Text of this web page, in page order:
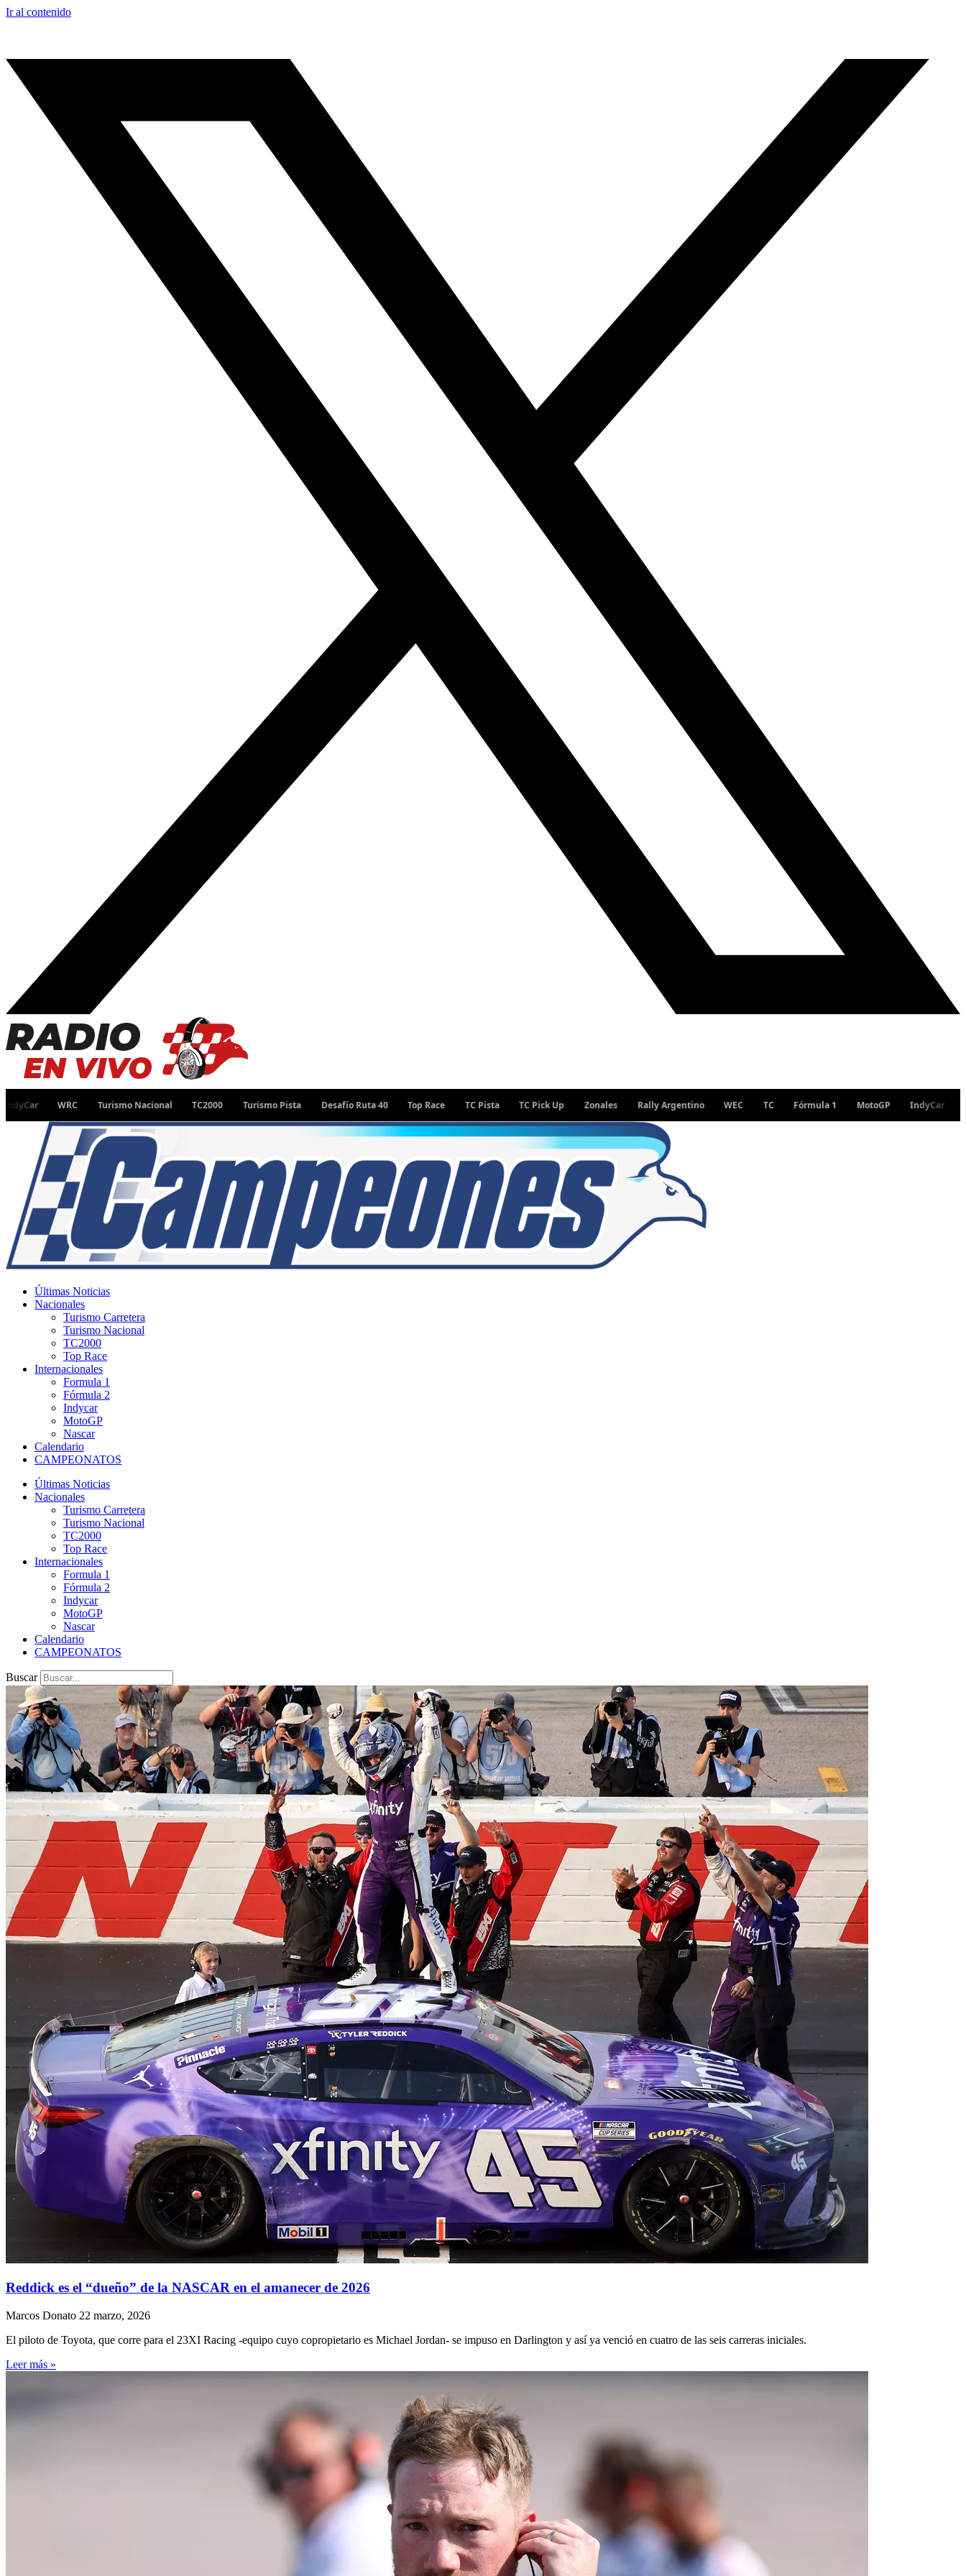
Ir al contenido
WRC Turismo Nacional TC2000 Turismo Pista Desafío Ruta 40 Top Race TC Pista TC Pick Up Zonales Rally Argentino WEC TC Fórmula 1 MotoGP IndyCar WRC
Últimas Noticias
Nacionales
Turismo Carretera
Turismo Nacional
TC2000
Top Race
Internacionales
Formula 1
Fórmula 2
Indycar
MotoGP
Nascar
Calendario
CAMPEONATOS
Últimas Noticias
Nacionales
Turismo Carretera
Turismo Nacional
TC2000
Top Race
Internacionales
Formula 1
Fórmula 2
Indycar
MotoGP
Nascar
Calendario
CAMPEONATOS
Buscar
Reddick es el “dueño” de la NASCAR en el amanecer de 2026
Marcos Donato 22 marzo, 2026
El piloto de Toyota, que corre para el 23XI Racing -equipo cuyo copropietario es Michael Jordan- se impuso en Darlington y así ya venció en cuatro de las seis carreras iniciales.
Leer más »